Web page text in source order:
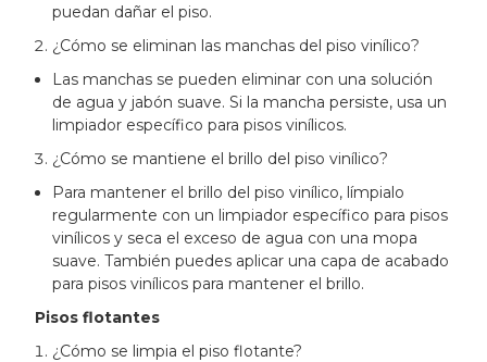
puedan dañar el piso.
¿Cómo se eliminan las manchas del piso vinílico?
Las manchas se pueden eliminar con una solución
de agua y jabón suave. Si la mancha persiste, usa un
limpiador específico para pisos vinílicos.
¿Cómo se mantiene el brillo del piso vinílico?
Para mantener el brillo del piso vinílico, límpialo
regularmente con un limpiador específico para pisos
vinílicos y seca el exceso de agua con una mopa
suave. También puedes aplicar una capa de acabado
para pisos vinílicos para mantener el brillo.
Pisos flotantes
¿Cómo se limpia el piso flotante?